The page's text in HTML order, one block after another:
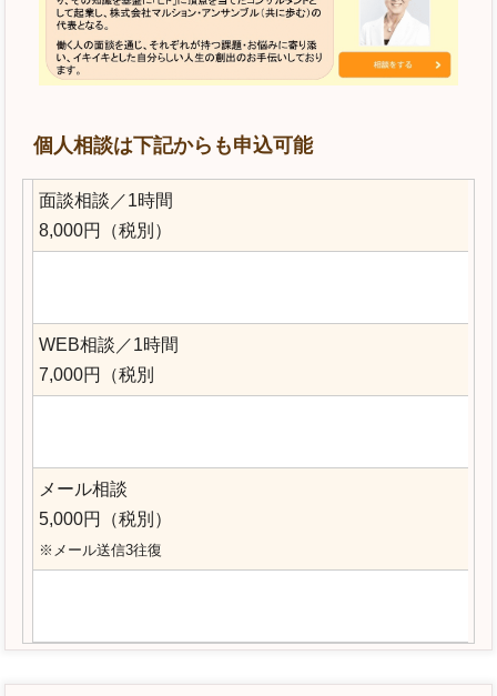
個人相談は下記からも申込可能
面談相談／1時間
8,000円（税別）
WEB相談／1時間
7,000円（税別
メール相談
5,000円（税別）
※メール送信3往復